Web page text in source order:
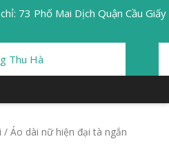
73 Phố Mai Dịch Quận Cầu Giấy
/ Áo dài nữ hiện đại tà ngắn